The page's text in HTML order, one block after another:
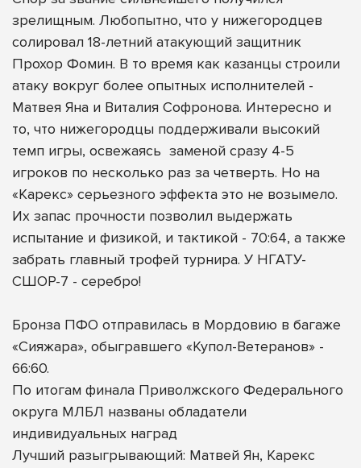
зрелищным. Любопытно, что у нижегородцев
солировал 18-летний атакующий защитник
Прохор Фомин. В то время как казанцы строили
атаку вокруг более опытных исполнителей -
Матвея Яна и Виталия Софронова. Интересно и
то, что нижегородцы поддерживали высокий
темп игры, освежаясь заменой сразу 4-5
игроков по несколько раз за четверть. Но на
«Карекс» серьезного эффекта это не возымело.
Их запас прочности позволил выдержать
испытание и физикой, и тактикой - 70:64, а также
забрать главный трофей турнира. У НГАТУ-
СШОР-7 - серебро!
Бронза ПФО отправилась в Мордовию в багаже
«Сияжара», обыгравшего «Купол-Ветеранов» -
66:60.
По итогам финала Приволжского Федерального
округа МЛБЛ названы обладатели
индивидуальных наград
Лучший разыгрывающий: Матвей Ян, Карекс